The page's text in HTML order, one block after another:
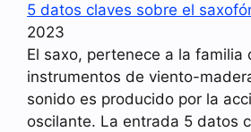
5 datos claves sobre el
2023
El saxo, pertenece a la familia
instrumentos de viento-
sonido es producido por la
oscilante. La entrada 5 datos